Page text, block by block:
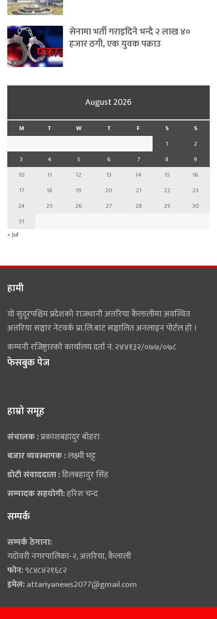
सेनामा भर्ती गराइदिने भन्दै २ लाख ४०
हजार ठगी, एक युवक पक्राउ
August 2026
M T W T F S
S
1
2
3
4 5 6 7 8
9
10
11 12 13 14 15
16
17
18 19 20 21 22
23
24
25 26 27 28 29
30
31
« Jul
हामी
यो सुदूरपश्चिम प्रदेशको राजधानी अत्तरिया कैलालीमा अवस्थित
अत्तरिया सञ्चार नेटवर्क प्रा.लि.बाट सञ्चालित अनलाइन पोर्टल हो ।
कम्पनी रजिष्ट्रारको कार्यालय दर्ता नं. २४४१३२/०७७/०७८
फेसबुक पेज
हाम्राे समूह
संचालक :प्रकाशबहादुर बोहरा
बजार व्यवस्थापक :लक्ष्मी भट्ट
डोटी संवाददाता :डिलबहादुर सिंह
सम्पादक सहयोगी:हरिश चन्द
सम्पर्क
सम्पर्क ठेगाना:
गदोवरी नगरपालिका-२, अत्तरिया, कैलाली
फोन:९८४८४२१६८२
इमेल:attariyanews2077@gmail.com